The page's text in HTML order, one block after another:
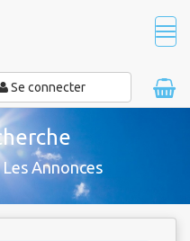
Se connecter
Annonces